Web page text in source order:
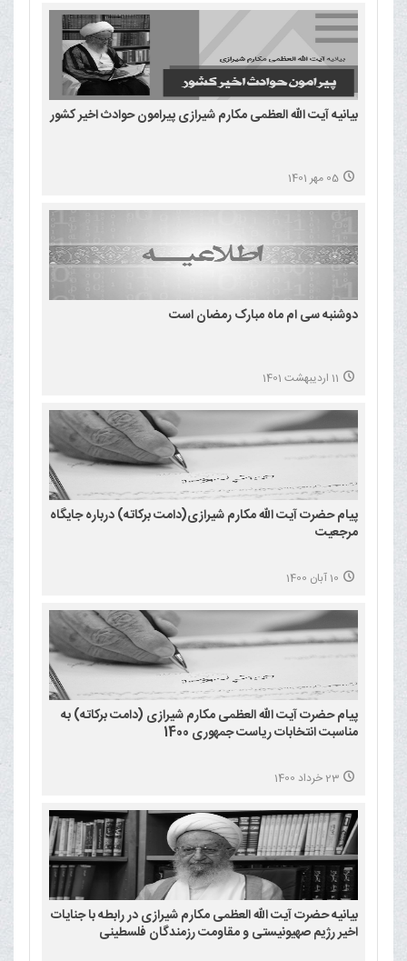
بیانیه آیت الله العظمی مکارم شیرازی پیرامون حوادث اخیر کشور
05 مهر 1401
دوشنبه سی ام ماه مبارک رمضان است
11 اردیبهشت 1401
پیام حضرت آیت الله مکارم شیرازی(دامت برکاته) درباره جایگاه
مرجعیت
10 آبان 1400
پیام حضرت آیت الله العظمی مکارم شیرازی (دامت برکاته) به
مناسبت انتخابات ریاست جمهوری 1400
23 خرداد 1400
بیانیه حضرت آیت الله العظمی مکارم شیرازی در رابطه با جنایات
اخیر رژیم صهیونیستی و مقاومت رزمندگان فلسطینی